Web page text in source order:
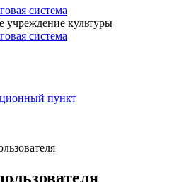
система
культуры
система
пункт